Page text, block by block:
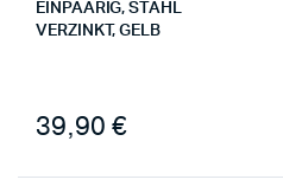
EINPAARIG, STAHL
VERZINKT, GELB
39,90 €